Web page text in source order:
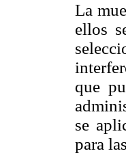
La
ellos
que
se
para